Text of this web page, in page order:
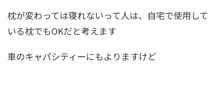
枕が変わっては寝れないって人は、自宅で使用して
いる枕でもOKだと考えます
車のキャパシティーにもよりますけど